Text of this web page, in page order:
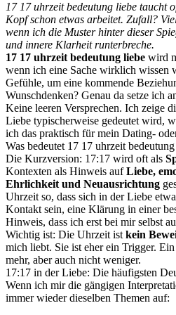
17 17 uhrzeit bedeutung liebe taucht
Kopf schon etwas arbeitet. Zufall?
wenn ich die Muster hinter dieser
und innere Klarheit runterbreche.
17 17 uhrzeit bedeutung liebe wird
wenn ich eine Sache wirklich wissen
Gefühle, um eine kommende
Wunschdenken? Genau da setze ich
Keine leeren Versprechen. Ich zeige
Liebe typischerweise gedeutet wird,
ich das praktisch für mein Dating-
Was bedeutet 17 17 uhrzeit
Die Kurzversion: 17:17 wird oft als
Kontexten als Hinweis aufLiebe,
Ehrlichkeit und Neuausrichtung
Uhrzeit so, dass sich in der Liebe
Kontakt sein, eine Klärung in einer
Hinweis, dass ich erst bei mir selbst
Wichtig ist: Die Uhrzeit ist kein
mich liebt. Sie ist eher ein Trigger.
mehr, aber auch nicht weniger.
17:17 in der Liebe: Die häufigsten
Wenn ich mir die gängigen
immer wieder dieselben Themen auf: